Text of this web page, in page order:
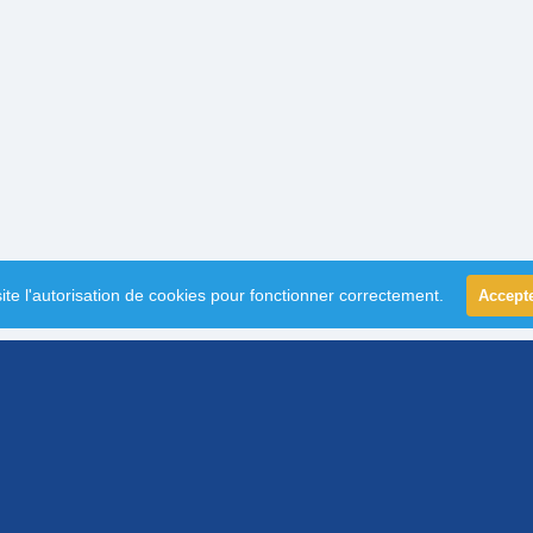
l'autorisation de cookies pour fonctionner correctement.